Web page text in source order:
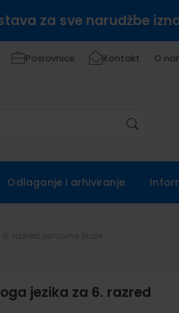
za sve narudžbe
Poslovnice Kontakt O
Odlaganje i arhiviranje
jezika za 6. razred